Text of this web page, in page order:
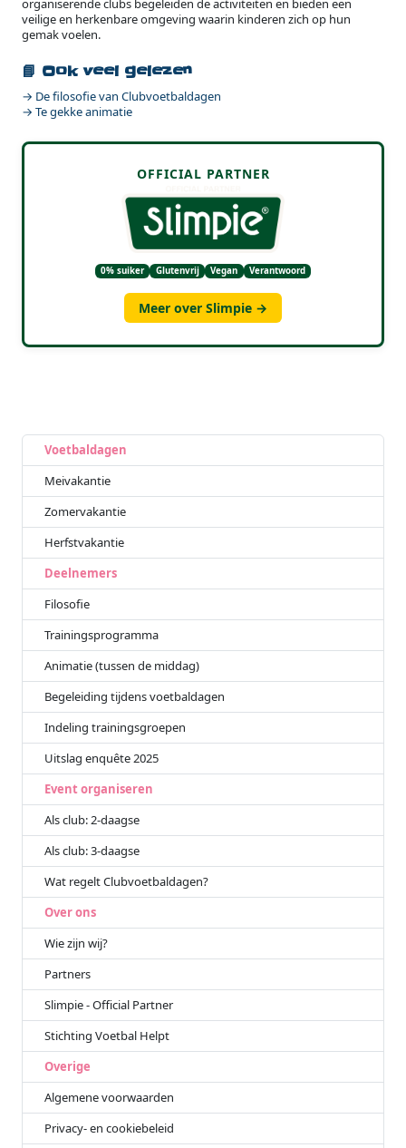
organiserende clubs begeleiden de activiteiten en bieden een
veilige en herkenbare omgeving waarin kinderen zich op hun
gemak voelen.
📘 Ook veel gelezen
→ De filosofie van Clubvoetbaldagen
→ Te gekke animatie
OFFICIAL PARTNER
0% suiker Glutenvrij Vegan Verantwoord
Meer over Slimpie →
Voetbaldagen
Meivakantie
Zomervakantie
Herfstvakantie
Deelnemers
Filosofie
Trainingsprogramma
Animatie (tussen de middag)
Begeleiding tijdens voetbaldagen
Indeling trainingsgroepen
Uitslag enquête 2025
Event organiseren
Als club: 2-daagse
Als club: 3-daagse
Wat regelt Clubvoetbaldagen?
Over ons
Wie zijn wij?
Partners
Slimpie - Official Partner
Stichting Voetbal Helpt
Overige
Algemene voorwaarden
Privacy- en cookiebeleid